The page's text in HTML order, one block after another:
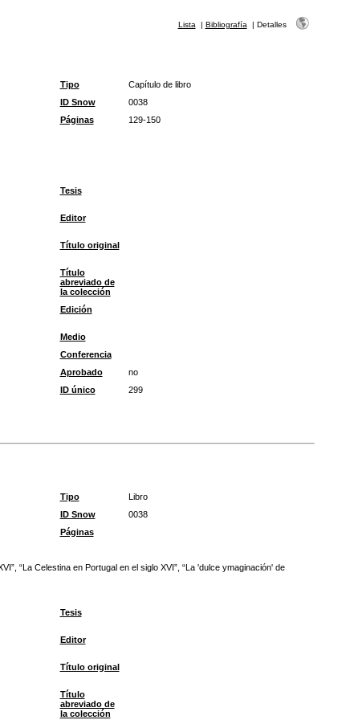
Lista | Bibliografía | Detalles
Tipo
Capítulo de libro
ID Snow
0038
Páginas
129-150
Tesis
Editor
Título original
Título
abreviado de
la colección
Edición
Medio
Conferencia
Aprobado
no
ID único
299
Tipo
Libro
ID Snow
0038
Páginas
“La Celestina en Portugal en el siglo XVI”, “La 'dulce ymaginación' de
Tesis
Editor
Título original
Título
abreviado de
la colección